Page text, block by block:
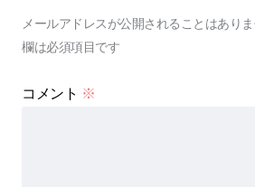
メールアドレスが公開されることはありま
欄は必須項目です
コメント ※